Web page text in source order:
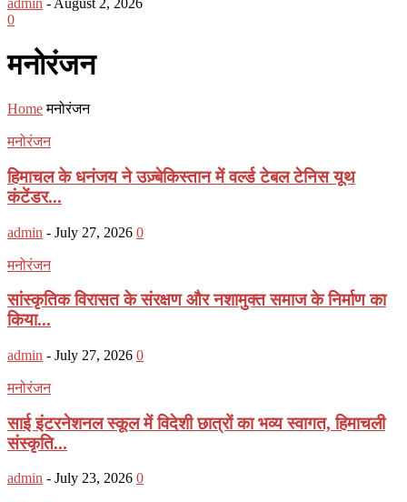
admin - August 2, 2026
0
मनोरंजन
Home मनोरंजन
मनोरंजन
हिमाचल के धनंजय ने उज़्बेकिस्तान में वर्ल्ड टेबल टेनिस यूथ
कंटेंडर...
admin - July 27, 2026 0
मनोरंजन
सांस्कृतिक विरासत के संरक्षण और नशामुक्त समाज के निर्माण का
किया...
admin - July 27, 2026 0
मनोरंजन
साई इंटरनेशनल स्कूल में विदेशी छात्रों का भव्य स्वागत, हिमाचली
संस्कृति...
admin - July 23, 2026 0